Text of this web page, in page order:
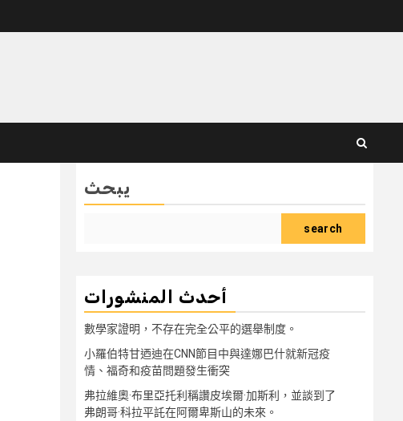
يبحث
search
أحدث المنشورات
數學家證明，不存在完全公平的選舉制度。
小羅伯特甘迺迪在CNN節目中與達娜巴什就新冠疫
情、福奇和疫苗問題發生衝突
弗拉維奧·布里亞托利稱讚皮埃爾·加斯利，並談到了
弗朗哥·科拉平託在阿爾卑斯山的未來。